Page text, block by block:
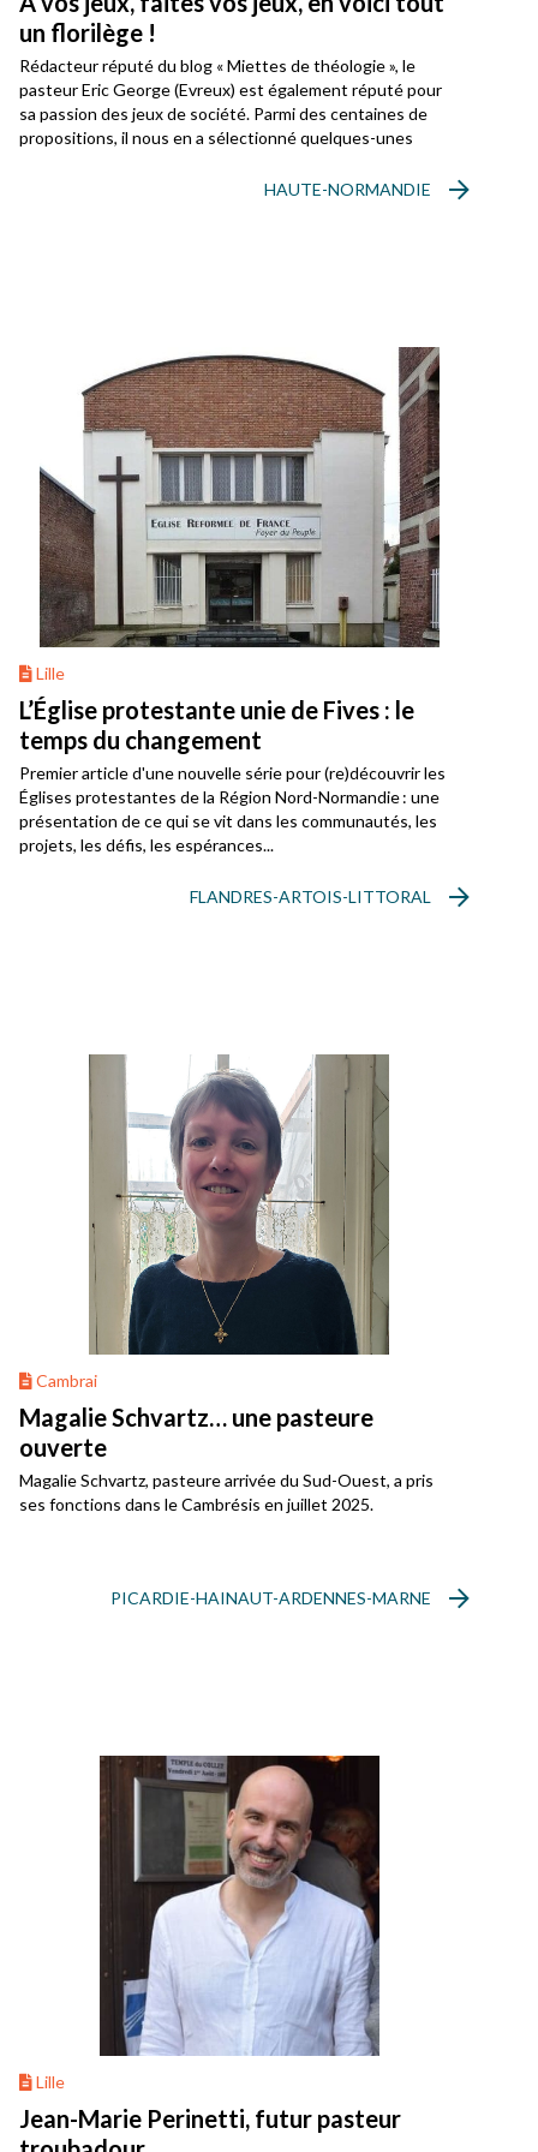
un florilège !
Rédacteur réputé du blog « Miettes de théologie », le
pasteur Eric George (Evreux) est également réputé pour
sa passion des jeux de société. Parmi des centaines de
propositions, il nous en a sélectionné quelques-unes
HAUTE-NORMANDIE
Lille
L’Église protestante unie de Fives : le
temps du changement
Premier article d'une nouvelle série pour (re)découvrir les
Églises protestantes de la Région Nord-Normandie : une
présentation de ce qui se vit dans les communautés, les
projets, les défis, les espérances...
FLANDRES-ARTOIS-LITTORAL
Cambrai
Magalie Schvartz… une pasteure
ouverte
Magalie Schvartz, pasteure arrivée du Sud-Ouest, a pris
ses fonctions dans le Cambrésis en juillet 2025.
PICARDIE-HAINAUT-ARDENNES-MARNE
Lille
Jean-Marie Perinetti, futur pasteur